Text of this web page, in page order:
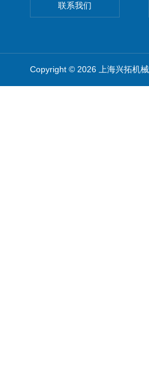
联系我们
Copyright © 2026 上海兴拓机